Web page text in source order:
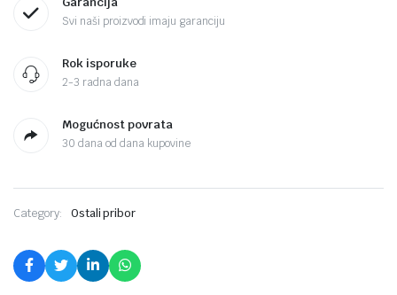
Svi naši proizvodi imaju garanciju
Rok isporuke
2-3 radna dana
Mogućnost povrata
30 dana od dana kupovine
Category: Ostali pribor